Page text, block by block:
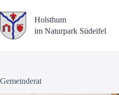
Inhalt
springen
Holsthum
im Naturpark Südeifel
Gemeinderat